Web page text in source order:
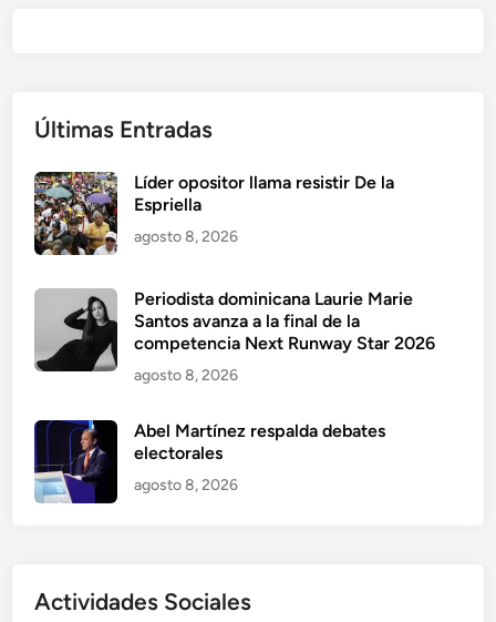
Últimas Entradas
Líder opositor llama resistir De la
Espriella
agosto 8, 2026
Periodista dominicana Laurie Marie
Santos avanza a la final de la
competencia Next Runway Star 2026
agosto 8, 2026
Abel Martínez respalda debates
electorales
agosto 8, 2026
Actividades Sociales